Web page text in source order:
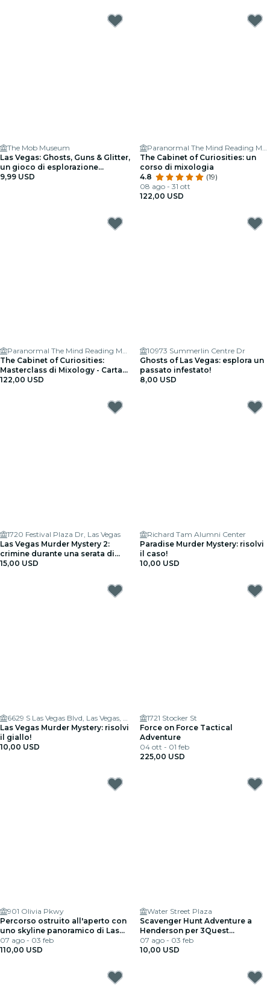
The Mob Museum
Las Vegas: Ghosts, Guns & Glitter,
un gioco di esplorazione
all'aperto
9,99 USD
Paranormal The Mind Reading Magic Show
The Cabinet of Curiosities: un
corso di mixologia
4.8
(19)
08 ago - 31 ott
122,00 USD
Paranormal The Mind Reading Magic Show
The Cabinet of Curiosities:
Masterclass di Mixology - Carta
regalo
122,00 USD
10973 Summerlin Centre Dr
Ghosts of Las Vegas: esplora un
passato infestato!
8,00 USD
1720 Festival Plaza Dr, Las Vegas
Las Vegas Murder Mystery 2:
crimine durante una serata di
appuntamenti!
15,00 USD
Richard Tam Alumni Center
Paradise Murder Mystery: risolvi
il caso!
10,00 USD
6629 S Las Vegas Blvd, Las Vegas, NV 89119, USA
Las Vegas Murder Mystery: risolvi
il giallo!
10,00 USD
1721 Stocker St
Force on Force Tactical
Adventure
04 ott - 01 feb
225,00 USD
901 Olivia Pkwy
Percorso ostruito all'aperto con
uno skyline panoramico di Las
Vegas a Henderson
07 ago - 03 feb
110,00 USD
Water Street Plaza
Scavenger Hunt Adventure a
Henderson per 3Quest
Challenge
07 ago - 03 feb
10,00 USD